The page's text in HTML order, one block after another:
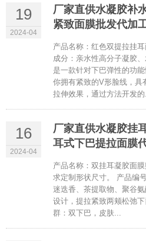
19
2024-04
厂家直供水凝胶补
紧致面膜批发代加
产品名称：红色双提拉挂
成分：亲水性高分子凝胶
是一款针对下巴弹性的功
你拥有紧致的V形脸线，具
拉伸效果，通过方法开发
16
2024-04
厂家直供水凝胶挂
耳式下巴提拉面膜
产品名称：双挂耳凝胶面
求定制形状尺寸。 产品编
迷迭香、茶提取物、聚谷
设计，提拉紧致两颊松弛
群：双下巴，皮肤...